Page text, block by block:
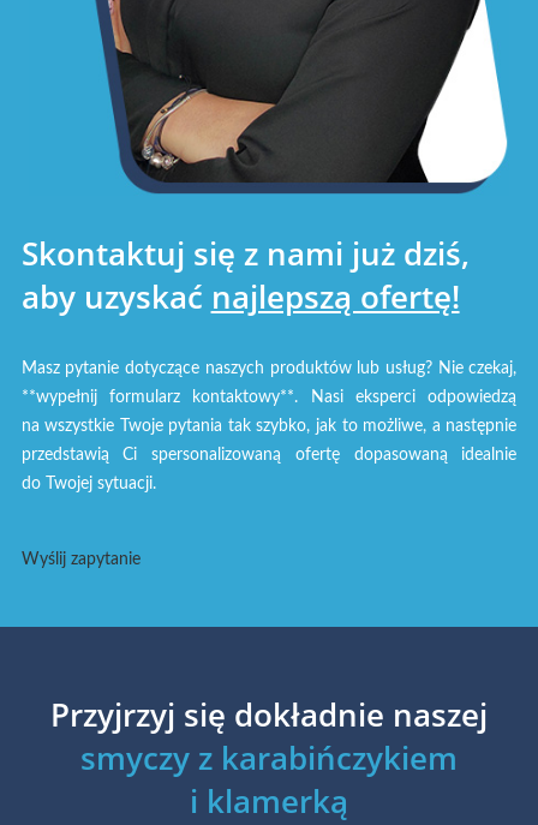
Skontaktuj się z nami już dziś,
aby uzyskać najlepszą ofertę!
Masz pytanie dotyczące naszych produktów lub usług? Nie czekaj,
**wypełnij formularz kontaktowy**. Nasi eksperci odpowiedzą
na wszystkie Twoje pytania tak szybko, jak to możliwe, a następnie
przedstawią Ci spersonalizowaną ofertę dopasowaną idealnie
do Twojej sytuacji.
Wyślij zapytanie
Przyjrzyj się dokładnie naszej
smyczy z karabińczykiem
i klamerką